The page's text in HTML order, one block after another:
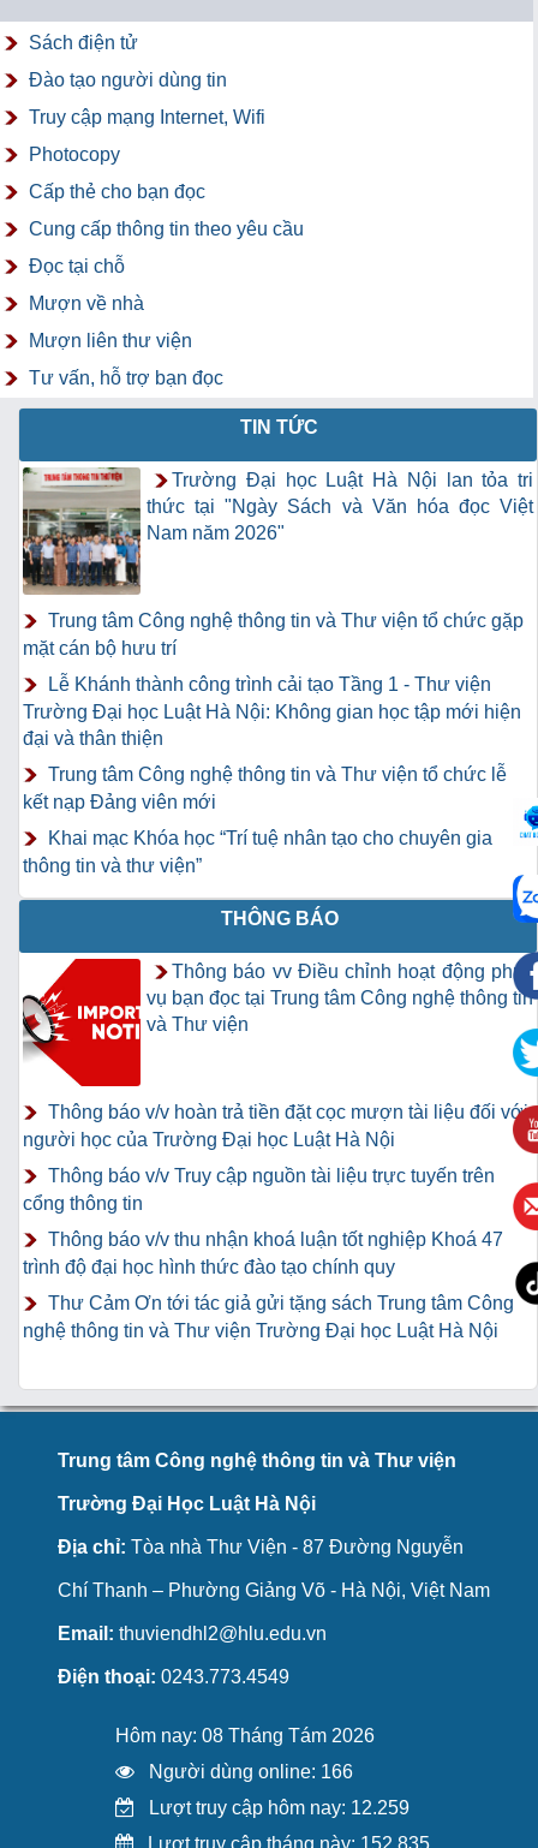
Sách điện tử
Đào tạo người dùng tin
Truy cập mạng Internet, Wifi
Photocopy
Cấp thẻ cho bạn đọc
Cung cấp thông tin theo yêu cầu
Đọc tại chỗ
Mượn về nhà
Mượn liên thư viện
Tư vấn, hỗ trợ bạn đọc
TIN TỨC
Trường Đại học Luật Hà Nội lan tỏa tri
thức tại "Ngày Sách và Văn hóa đọc Việt
Nam năm 2026"
Trung tâm Công nghệ thông tin và Thư viện tổ chức gặp
mặt cán bộ hưu trí
Lễ Khánh thành công trình cải tạo Tầng 1 - Thư viện
Trường Đại học Luật Hà Nội: Không gian học tập mới hiện
đại và thân thiện
Trung tâm Công nghệ thông tin và Thư viện tổ chức lễ
kết nạp Đảng viên mới
Khai mạc Khóa học “Trí tuệ nhân tạo cho chuyên gia
thông tin và thư viện”
THÔNG BÁO
Thông báo vv Điều chỉnh hoạt động phục
vụ bạn đọc tại Trung tâm Công nghệ thông tin
và Thư viện
Thông báo v/v hoàn trả tiền đặt cọc mượn tài liệu đối với
người học của Trường Đại học Luật Hà Nội
Thông báo v/v Truy cập nguồn tài liệu trực tuyến trên
cổng thông tin
Thông báo v/v thu nhận khoá luận tốt nghiệp Khoá 47
trình độ đại học hình thức đào tạo chính quy
Thư Cảm Ơn tới tác giả gửi tặng sách Trung tâm Công
nghệ thông tin và Thư viện Trường Đại học Luật Hà Nội
Trung tâm Công nghệ thông tin và Thư viện
Trường Đại Học Luật Hà Nội
Địa chỉ: Tòa nhà Thư Viện - 87 Đường Nguyễn
Chí Thanh – Phường Giảng Võ - Hà Nội, Việt Nam
Email: thuviendhl2@hlu.edu.vn
Điện thoại: 0243.773.4549
Hôm nay: 08 Tháng Tám 2026
Người dùng online: 166
Lượt truy cập hôm nay: 12.259
Lượt truy cập tháng này: 152.835